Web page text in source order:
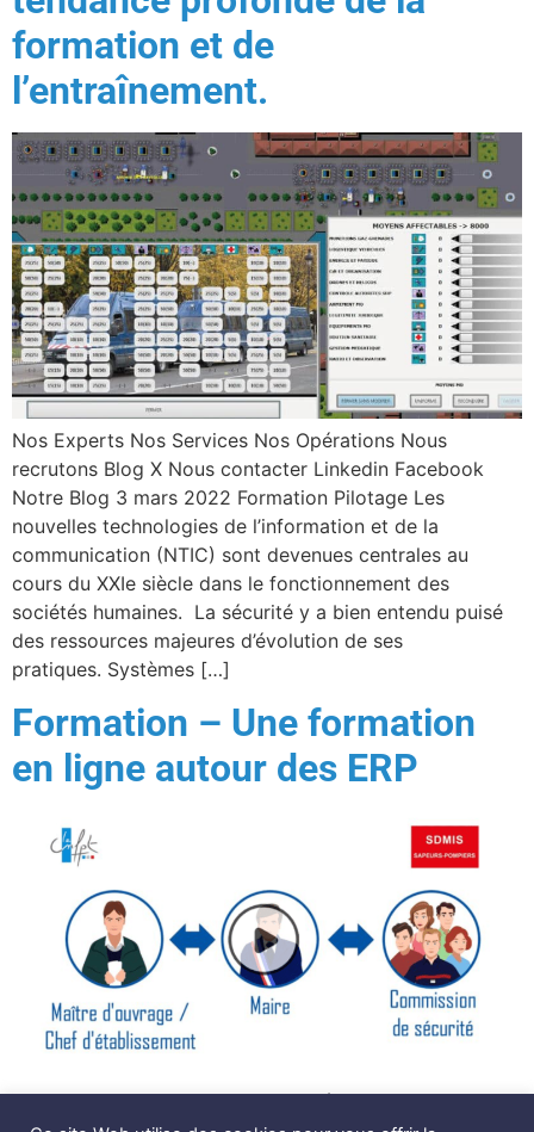
formation et de
l’entraînement.
Nos Experts Nos Services Nos Opérations Nous
recrutons Blog X Nous contacter Linkedin Facebook
Notre Blog 3 mars 2022 Formation Pilotage Les
nouvelles technologies de l’information et de la
communication (NTIC) sont devenues centrales au
cours du XXIe siècle dans le fonctionnement des
sociétés humaines. La sécurité y a bien entendu puisé
des ressources majeures d’évolution de ses
pratiques. Systèmes […]
Formation – Une formation
en ligne autour des ERP
Nos Experts Nos Services Nos Opérations Nous